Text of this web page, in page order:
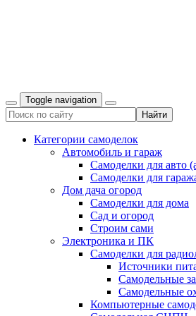
Toggle navigation
Категории самоделок
Автомобиль и гараж
Самоделки для авто
Самоделки для
Дом дача огород
Самоделки для дома
Сад и огород
Строим сами
Электроника и ПК
Самоделки для
Источники
Самодельные
Самодельные
Компьютерные